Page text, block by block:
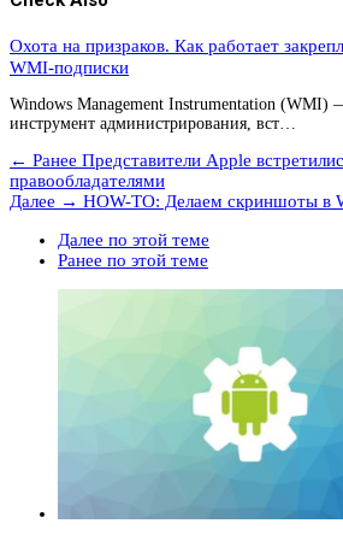
Охота на призраков. Как работает
WMI-подписки
Windows Management Instrumentation
инструмент администрирования, вст…
← Ранее Представители Apple
правообладателями
Далее → HOW-TO: Делаем скриншоты в
Далее по этой теме
Ранее по этой теме